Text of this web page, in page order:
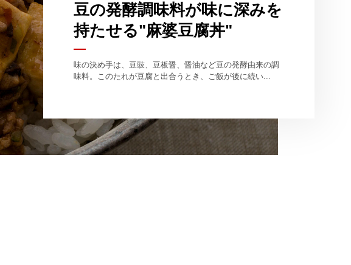
豆の発酵調味料が味に深みを
持たせる"麻婆豆腐丼"
味の決め手は、豆豉、豆板醤、醤油など豆の発酵由来の調
味料。このたれが豆腐と出合うとき、ご飯が後に続い...